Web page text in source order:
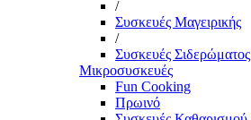
/
Συσκευές Μαγειρικής
/
Συσκευές Σιδερώματος
Μικροσυσκευές
Fun Cooking
Πρωινό